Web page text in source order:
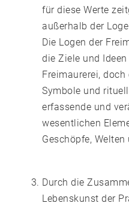
für diese Werte
außerhalb der
Die Logen der
die Ziele und
Freimaurerei,
Symbole und
erfassende und
wesentlichen
Geschöpfe,
Durch die
Lebenskunst der